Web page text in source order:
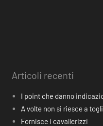
Articoli recenti
I point che danno
A volte non si riesce a
Fornisce i cavallerizzi